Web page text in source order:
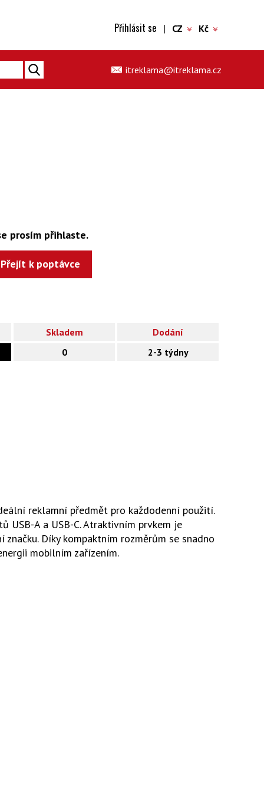
Přihlásit se | CZ Kč
itreklama@itreklama.cz
prosím přihlaste.
Přejít k poptávce
Skladem
Dodání
0 2-3 týdny
reklamní předmět pro každodenní použití.
USB-A a USB-C. Atraktivním prvkem je
Díky kompaktním rozměrům se snadno
mobilním zařízením.